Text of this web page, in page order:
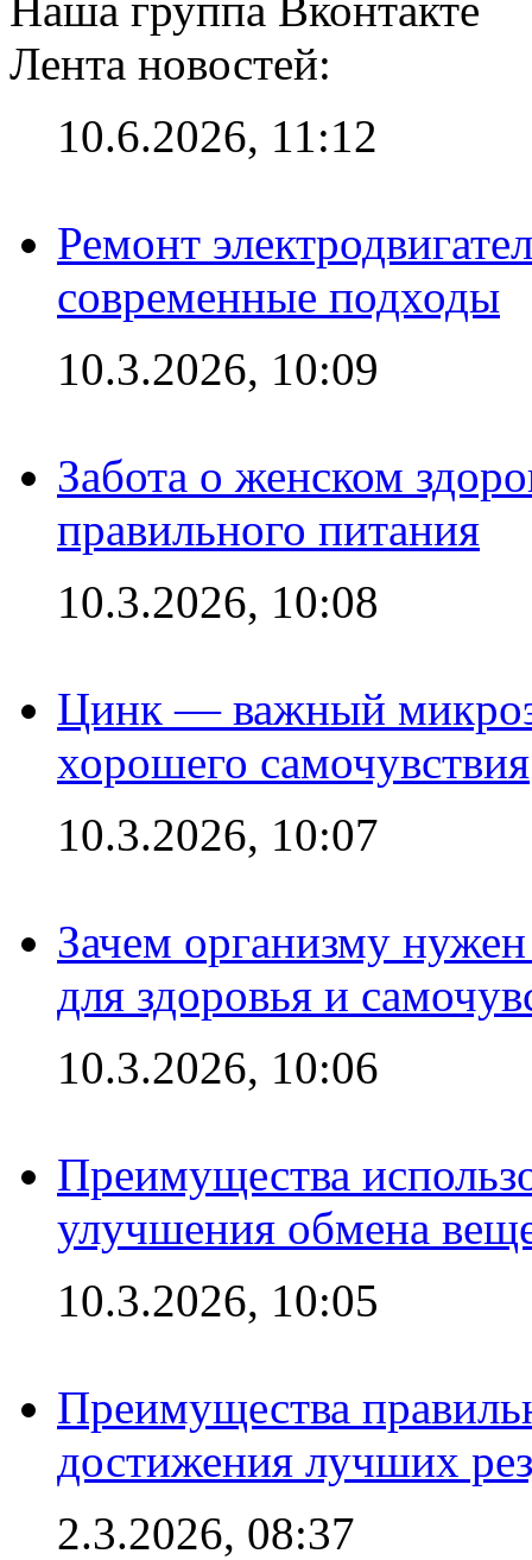
Лента новостей:
10.6.2026, 11:12
Ремонт
современные подходы
10.3.2026, 10:09
Забота о женском
правильного питания
10.3.2026, 10:08
Цинк — важный
хорошего самочувствия
10.3.2026, 10:07
Зачем организму
для здоровья и
10.3.2026, 10:06
Преимущества
улучшения обмена
10.3.2026, 10:05
Преимущества
достижения лучших
2.3.2026, 08:37